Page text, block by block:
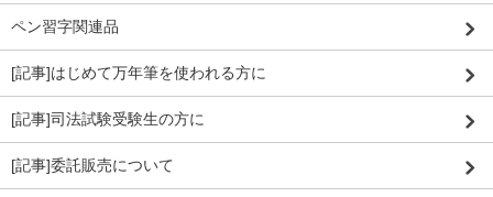
ペン習字関連品
[記事]はじめて万年筆を使われる方に
[記事]司法試験受験生の方に
[記事]委託販売について